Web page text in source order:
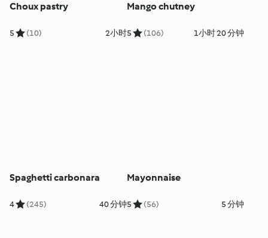
Choux pastry
5 (10) 2小时
Mango chutney
5 (106) 1小时 20 分钟
Spaghetti carbonara
4 (245) 40 分钟
Mayonnaise
5 (56) 5 分钟